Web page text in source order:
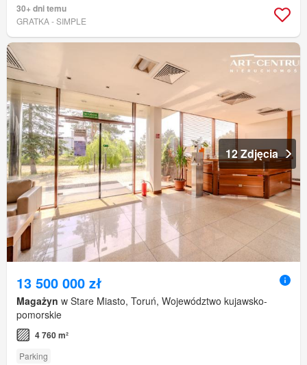
30+ dni temu
GRATKA - SIMPLE
12 Zdjęcia
13 500 000 zł
Magażyn w Stare Miasto, Toruń, Województwo kujawsko-
pomorskie
4 760 m²
Parking